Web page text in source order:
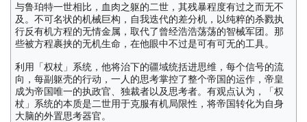
与鲁珀特一世相比，血肉之躯的二世，其残暴程度有过之而无不
及。不可名状的机械巨构，自我迭代的差分机，以纯粹的杀戮执
行反有机方程的无情金属，取代了曾经浩浩荡荡的智械军团。那
些被方程裹挟的无机生命，在他眼中不过是可有可无的工具。
利用「权杖」系统，他将治下的疆域统括进思维，每个信号的流
向，每副躯壳的行动，一人的思考掌控了整个帝国的运作，帝皇
成为帝国唯一的执政官、独裁者以及思考者。有观点认为，「权
杖」系统的本质是二世用于克服有机局限性，将帝国转化为自身
大脑的外置思考器官。